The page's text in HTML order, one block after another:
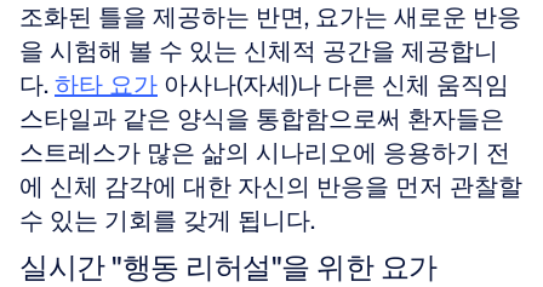
조화된 틀을 제공하는 반면, 요가는 새로운 반응
을 시험해 볼 수 있는 신체적 공간을 제공합니
다. 하타 요가 아사나(자세)나 다른 신체 움직임
스타일과 같은 양식을 통합함으로써 환자들은
스트레스가 많은 삶의 시나리오에 응용하기 전
에 신체 감각에 대한 자신의 반응을 먼저 관찰할
수 있는 기회를 갖게 됩니다.
실시간 "행동 리허설"을 위한 요가